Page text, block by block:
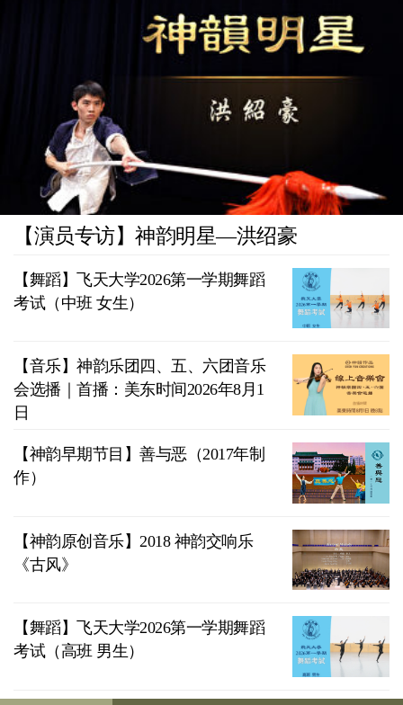
【演员专访】神韵明星—洪绍豪
【舞蹈】飞天大学2026第一学期舞蹈
考试（中班 女生）
【音乐】神韵乐团四、五、六团音乐
会选播｜首播：美东时间2026年8月1
日
【神韵早期节目】善与恶（2017年制
作）
【神韵原创音乐】2018 神韵交响乐
《古风》
【舞蹈】飞天大学2026第一学期舞蹈
考试（高班 男生）